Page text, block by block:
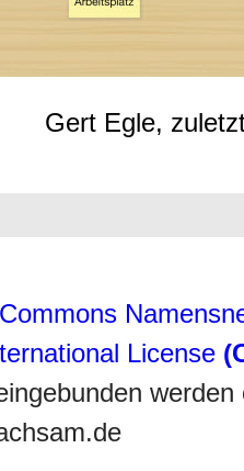
Gert Egle,
License
werden